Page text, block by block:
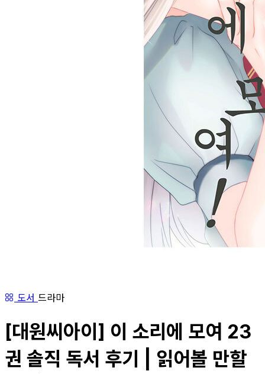
도서 드라마
[대원씨아이] 이 소리에 모여 23
권 솔직 독서 후기 | 읽어볼 만할